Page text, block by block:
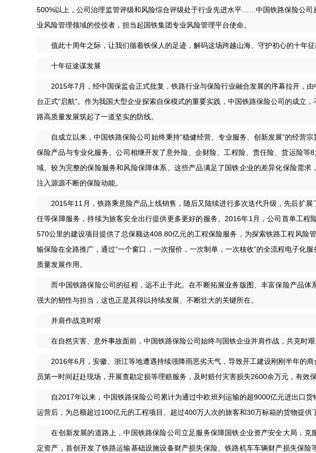
500%以上，公司治理监管评级和风险综合评级处于行业先进水平……中国铁路保险公
业风险管理领域的佼佼者，担当起国铁集团专业风险管理平台使命。
值此十周年之际，让我们循着铁保人的足迹，解码这场跨越山海、守护初心的十年征
十年征途谋发展
2015年7月，经中国保监会正式批复，铁路行业与保险行业融合发展的序幕拉开，由
台正式“启航”。作为我国大型企业探索自保模式的重要实践，中国铁路保险公司的成立
路高质量发展筑起了一道坚实的防线。
自成立以来，中国铁路保险公司始终秉持“稳健经营、专业服务、创新发展”的经营
保险产品与专业化服务。公司相继开发了意外险、企财险、工程险、责任险、货运险
域、较为完整的保险服务和风险保障体系。这些产品满足了国铁企业的差异化保险需
注入源源不断的保险动能。
2015年11月，铁路乘意险产品上线销售，随后又陆续进行多次迭代升级，先后扩展
任等保障服务，持续为旅客安全出行提供更多更好的服务。2016年1月，公司首单工程
570公里的建设项目提供了总保额达408.80亿元的工程保险服务，为探索铁路工程风险
输保险在全路推广，通过“一个窗口，一次报价，一次制单，一次核收”的全流程电子化
质量发展作用。
而中国铁路保险公司的征程，远不止于此。在不断拓展业务版图、丰富保险产品体
强大的韧性与担当，这也正是其得以持续发展、不断壮大的关键所在。
并肩作战克时艰
在自然灾害、意外事故面前，中国铁路保险公司始终与国铁企业并肩作战，共克时艰
2016年6月，安徽、浙江等地遭遇持续强降雨恶劣天气，导致开工建设刚刚半年的商
员第一时间赶赴现场，开展查勘定损等理赔服务，及时赔付灾害损失2600余万元，有效
自2017年以来，中国铁路保险公司累计为通过中欧班列运输的超9000亿元进出口货
运营后，为总额超过100亿元的工程项目、超过400万人次的旅客和30万标箱的货物提供
在创新发展的道路上，中国铁路保险公司立足服务保障国铁企业资产安全大局，克
定资产，首创开发了铁路运输基础设施设备财产损失保险、铁路机车车辆财产损失保